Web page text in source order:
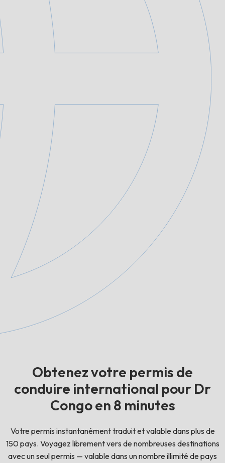
Obtenez votre permis de
conduire international pour Dr
Congo en 8 minutes
Votre permis instantanément traduit et valable dans plus de
150 pays. Voyagez librement vers de nombreuses destinations
avec un seul permis — valable dans un nombre illimité de pays